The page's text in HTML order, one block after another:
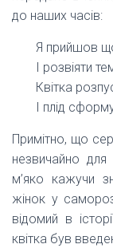
до наших часів:
Я прийшов
І розвіяти
Квітка
І плід
Примітно, що
незвичайно
м’яко кажучи
жінок у
відомий в
квітка був